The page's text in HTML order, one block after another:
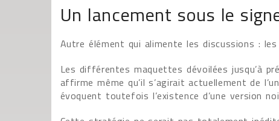
Un lancement sous le
Autre élément qui alimente les discussions :
Les différentes maquettes dévoilées jusqu’à
affirme même qu’il s’agirait actuellement de
évoquent toutefois l’existence d’une version